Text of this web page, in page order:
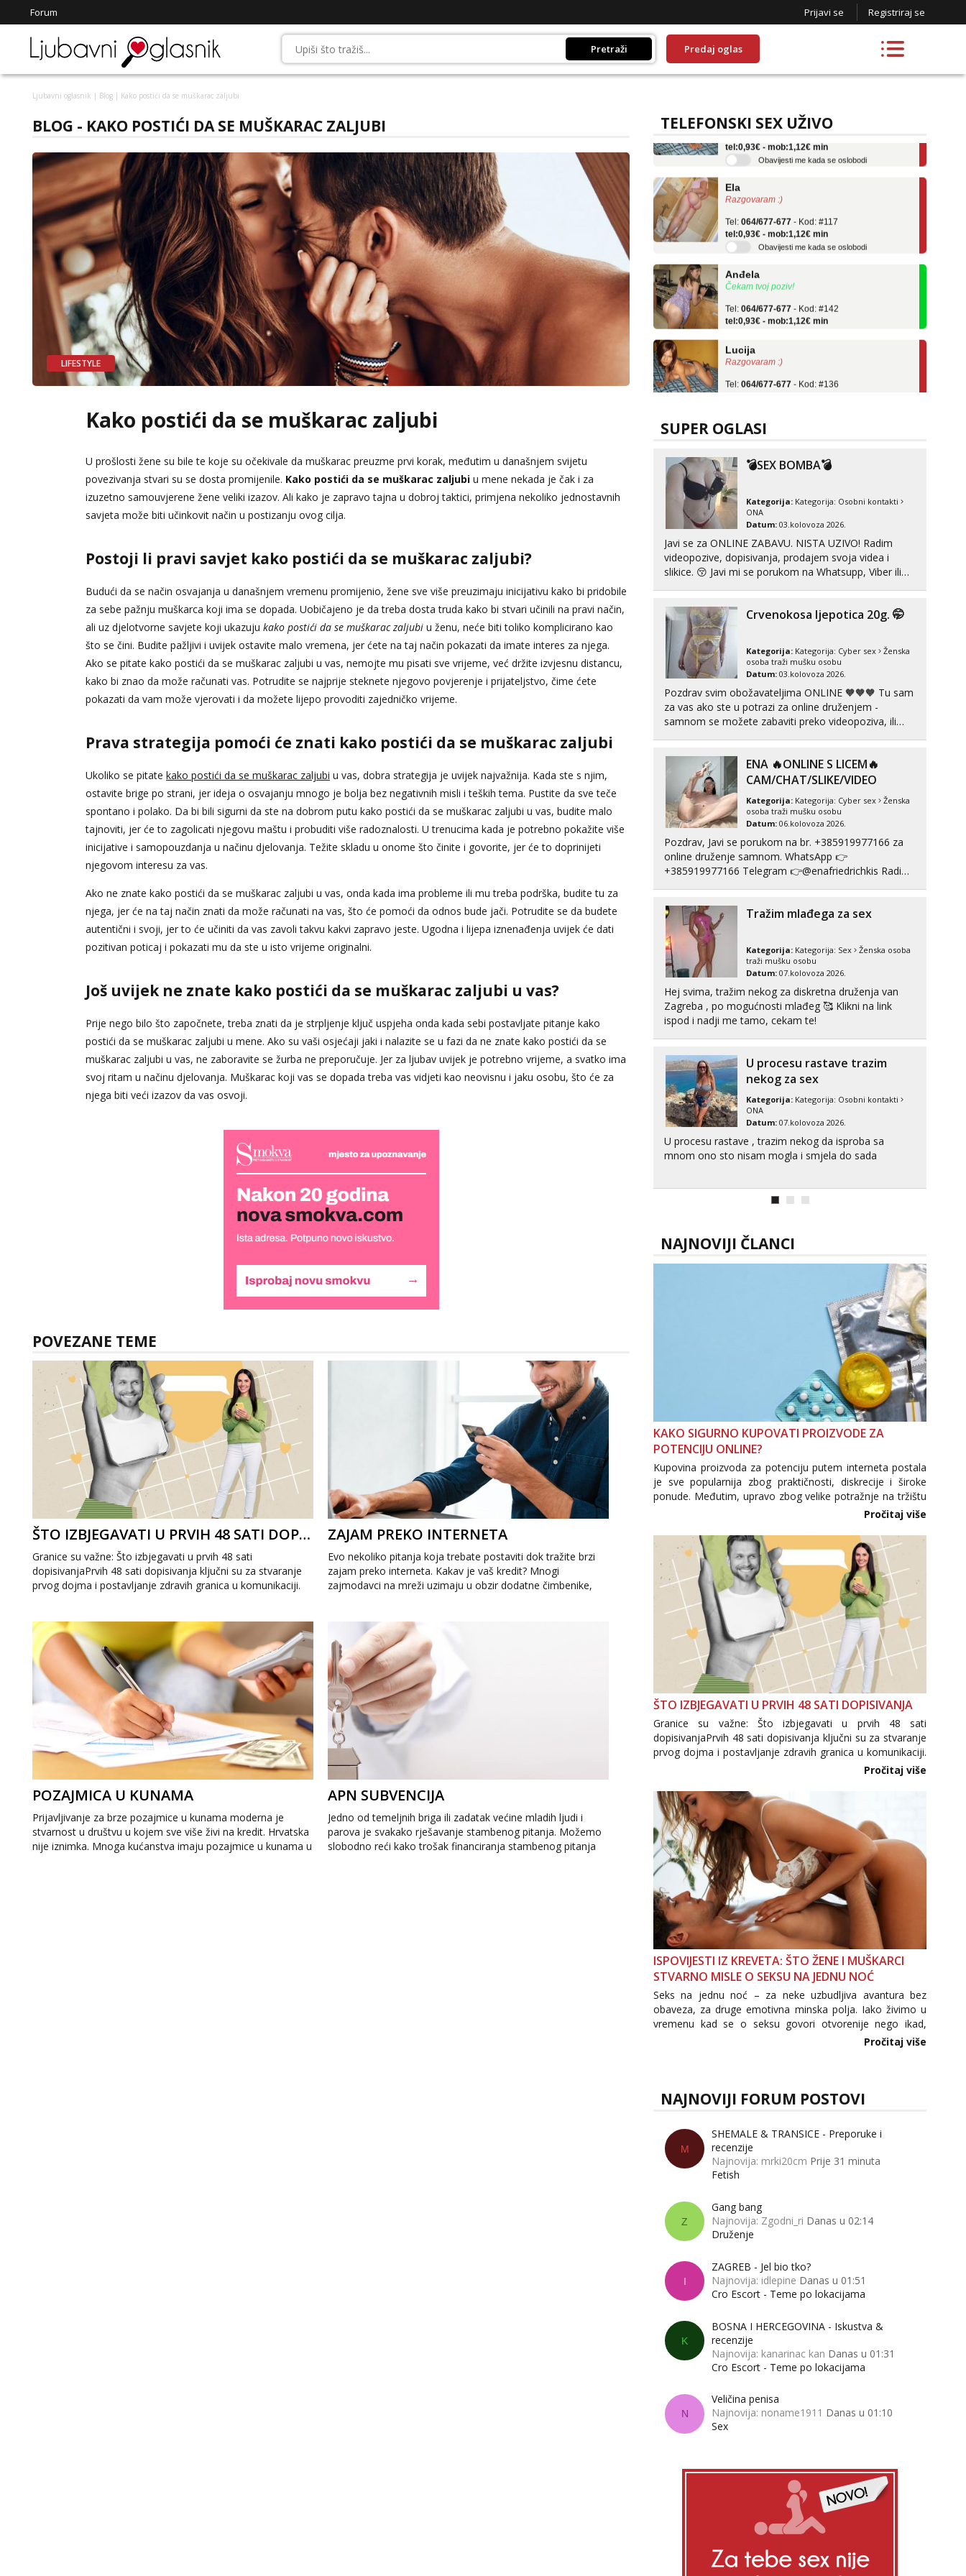
Forum Prijavi se Registriraj se
Pretraži Predaj oglas
Ljubavni oglasnik | Blog | Kako postići da se muškarac zaljubi
BLOG - KAKO POSTIĆI DA SE MUŠKARAC ZALJUBI
LIFESTYLE
Kako postići da se muškarac zaljubi
U prošlosti žene su bile te koje su očekivale da muškarac preuzme prvi korak, međutim u današnjem svijetu
povezivanja stvari su se dosta promijenile. Kako postići da se muškarac zaljubi u mene nekada je čak i za
izuzetno samouvjerene žene veliki izazov. Ali kako je zapravo tajna u dobroj taktici, primjena nekoliko jednostavnih
savjeta može biti učinkovit način u postizanju ovog cilja.
Postoji li pravi savjet kako postići da se muškarac zaljubi?
Budući da se način osvajanja u današnjem vremenu promijenio, žene sve više preuzimaju inicijativu kako bi pridobile
za sebe pažnju muškarca koji ima se dopada. Uobičajeno je da treba dosta truda kako bi stvari učinili na pravi način,
ali uz djelotvorne savjete koji ukazuju kako postići da se muškarac zaljubi u ženu, neće biti toliko komplicirano kao
što se čini. Budite pažljivi i uvijek ostavite malo vremena, jer ćete na taj način pokazati da imate interes za njega.
Ako se pitate kako postići da se muškarac zaljubi u vas, nemojte mu pisati sve vrijeme, već držite izvjesnu distancu,
kako bi znao da može računati vas. Potrudite se najprije steknete njegovo povjerenje i prijateljstvo, čime ćete
pokazati da vam može vjerovati i da možete lijepo provoditi zajedničko vrijeme.
Prava strategija pomoći će znati kako postići da se muškarac zaljubi
Ukoliko se pitate kako postići da se muškarac zaljubi u vas, dobra strategija je uvijek najvažnija. Kada ste s njim,
ostavite brige po strani, jer ideja o osvajanju mnogo je bolja bez negativnih misli i teških tema. Pustite da sve teče
spontano i polako. Da bi bili sigurni da ste na dobrom putu kako postići da se muškarac zaljubi u vas, budite malo
tajnoviti, jer će to zagolicati njegovu maštu i probuditi više radoznalosti. U trenucima kada je potrebno pokažite više
inicijative i samopouzdanja u načinu djelovanja. Težite skladu u onome što činite i govorite, jer će to doprinijeti
njegovom interesu za vas.
Ako ne znate kako postići da se muškarac zaljubi u vas, onda kada ima probleme ili mu treba podrška, budite tu za
njega, jer će na taj način znati da može računati na vas, što će pomoći da odnos bude jači. Potrudite se da budete
autentični i svoji, jer to će učiniti da vas zavoli takvu kakvi zapravo jeste. Ugodna i lijepa iznenađenja uvijek će dati
pozitivan poticaj i pokazati mu da ste u isto vrijeme originalni.
Još uvijek ne znate kako postići da se muškarac zaljubi u vas?
Prije nego bilo što započnete, treba znati da je strpljenje ključ uspjeha onda kada sebi postavljate pitanje kako
postići da se muškarac zaljubi u mene. Ako su vaši osjećaji jaki i nalazite se u fazi da ne znate kako postići da se
muškarac zaljubi u vas, ne zaboravite se žurba ne preporučuje. Jer za ljubav uvijek je potrebno vrijeme, a svatko ima
svoj ritam u načinu djelovanja. Muškarac koji vas se dopada treba vas vidjeti kao neovisnu i jaku osobu, što će za
njega biti veći izazov da vas osvoji.
POVEZANE TEME
ŠTO IZBJEGAVATI U PRVIH 48 SATI DOPISIVANJA
Granice su važne: Što izbjegavati u prvih 48 sati
dopisivanjaPrvih 48 sati dopisivanja ključni su za stvaranje
prvog dojma i postavljanje zdravih granica u komunikaciji.
ZAJAM PREKO INTERNETA
Evo nekoliko pitanja koja trebate postaviti dok tražite brzi
zajam preko interneta. Kakav je vaš kredit? Mnogi
zajmodavci na mreži uzimaju u obzir dodatne čimbenike,
POZAJMICA U KUNAMA
Prijavljivanje za brze pozajmice u kunama moderna je
stvarnost u društvu u kojem sve više živi na kredit. Hrvatska
nije iznimka. Mnoga kućanstva imaju pozajmice u kunama u
APN SUBVENCIJA
Jedno od temeljnih briga ili zadatak većine mladih ljudi i
parova je svakako rješavanje stambenog pitanja. Možemo
slobodno reći kako trošak financiranja stambenog pitanja
TELEFONSKI SEX UŽIVO
Tel:064/677-677 - Kod: #136
tel:0,93€ - mob:1,12€ min
Obavijesti me kada se oslobodi
Razgovaram :)
Tel:064/677-677
tel:0,93€ - mob:1,12€ min
Obavijesti me kada se oslobodi
Čekam tvoj poziv!
Tel:064/677-677- Kod: #142
tel:0,93€ - mob:1,12€ min
Razgovaram :)
Tel:064/677-677
tel:0,93€ - mob:1,12€ min
Razgovaram :)
tel:0,93€ - mob:1,12€ min
Anđela
Tel:064/677-677
- Kod: #142
tel:0,93€ - mob:1,12€ min
SUPER OGLASI
💣SEX BOMBA💣
Kategorija: Kategorija: Osobni kontakti
ONA
Datum: 03.kolovoza 2026.
Javi se za ONLINE ZABAVU. NISTA UZIVO! Radim
videopozive, dopisivanja, prodajem svoja videa i
slikice. 😚 Javi mi se porukom na Whatsupp, Viber ili
Crvenokosa ljepotica 20g. 🤭
Kategorija: Kategorija: Cyber sex
Ženska
osoba traži mušku osobu
Datum: 03.kolovoza 2026.
Pozdrav svim obožavateljima ONLINE 🧡🧡🧡 Tu sam
za vas ako ste u potrazi za online druženjem -
samnom se možete zabaviti preko videopoziva, ili
tipkanja uz slike i hot line pozive. Za vas sam
pripremila ...
ENA 🔥ONLINE S LICEM🔥
CAM/CHAT/SLIKE/VIDEO
Kategorija: Kategorija: Cyber sex
Ženska
osoba traži mušku osobu
Datum: 06.kolovoza 2026.
Pozdrav, Javi se porukom na br. +385919977166 za
online druženje samnom. WhatsApp 👉
+385919977166 Telegram 👉@enafriedrichkis Radim
štikle, samostojeće itd. Nudim svakakva videa seksa,
puš...
Tražim mlađega za sex
Kategorija: Kategorija: Sex
Ženska osoba
traži mušku osobu
Datum: 07.kolovoza 2026.
Hej svima, tražim nekog za diskretna druženja van
Zagreba , po mogućnosti mlađeg 🥰 Klikni na link
ispod i nadji me tamo, cekam te!
U procesu rastave trazim
nekog za sex
Kategorija: Kategorija: Osobni kontakti
ONA
Datum: 07.kolovoza 2026.
U procesu rastave , trazim nekog da isproba sa
mnom ono sto nisam mogla i smjela do sada
NAJNOVIJI ČLANCI
KAKO SIGURNO KUPOVATI PROIZVODE ZA
POTENCIJU ONLINE?
Kupovina proizvoda za potenciju putem interneta postala
je sve popularnija zbog praktičnosti, diskrecije i široke
ponude. Međutim, upravo zbog velike potražnje na tržištu
se pojavljuju i brojni krivotvoreni proizvodi, nepouzdane
internetske trgovine te proizvodi nepoznatog podrijetla. ...
Pročitaj više
ŠTO IZBJEGAVATI U PRVIH 48 SATI DOPISIVANJA
Granice su važne: Što izbjegavati u prvih 48 sati
dopisivanjaPrvih 48 sati dopisivanja ključni su za stvaranje
prvog dojma i postavljanje zdravih granica u komunikaciji.
Važno je izbjeći prebrzo otkrivanje osobnih ili intimnih
informacija, jer nepoznata osoba još nije zaslužila to
povjerenje. Takođe...
Pročitaj više
ISPOVIJESTI IZ KREVETA: ŠTO ŽENE I MUŠKARCI
STVARNO MISLE O SEKSU NA JEDNU NOĆ
Seks na jednu noć – za neke uzbudljiva avantura bez
obaveza, za druge emotivna minska polja. Iako živimo u
vremenu kad se o seksu govori otvorenije nego ikad,
tema „jedne noći strasti“ i dalje izaziva burne rasprave. Što
Pročitaj više
NAJNOVIJI FORUM POSTOVI
M
SHEMALE & TRANSICE - Preporuke i
recenzije
Najnovija: mrki20cm Prije 31 minuta
Fetish
Z
Gang bang
Najnovija: Zgodni_ri Danas u 02:14
Druženje
I
ZAGREB - Jel bio tko?
Najnovija: idlepine Danas u 01:51
Cro Escort - Teme po lokacijama
K
BOSNA I HERCEGOVINA - Iskustva &
recenzije
Najnovija: kanarinac kan Danas u 01:31
Cro Escort - Teme po lokacijama
N
Veličina penisa
Najnovija: noname1911 Danas u 01:10
Sex